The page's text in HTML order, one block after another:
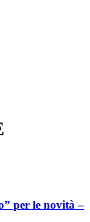
per le novità –